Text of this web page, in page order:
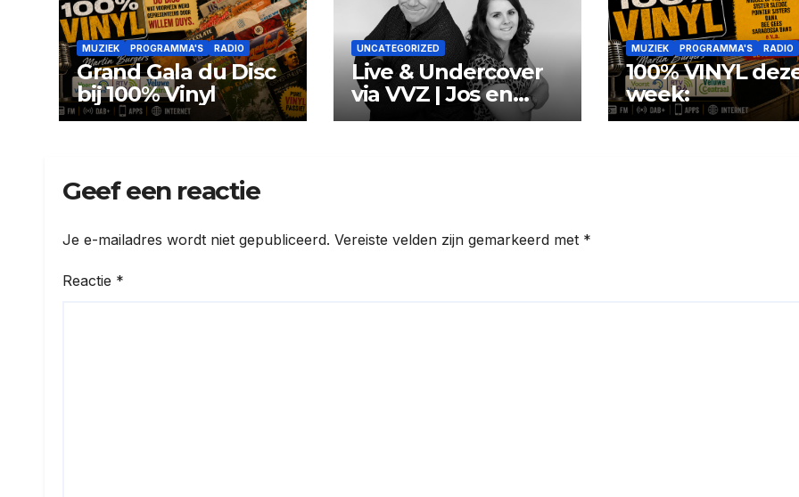
MUZIEK PROGRAMMA'S RADIO
Grand Gala du Disc
bij 100% Vinyl
UNCATEGORIZED
Live & Undercover
via VVZ | Jos en
Romy op zondag!
MUZIEK PROGRAMMA'S RADIO
100% VINYL
week:
Geef een reactie
Je e-mailadres wordt niet gepubliceerd. Vereiste velden zijn gemarkeerd met *
Reactie *